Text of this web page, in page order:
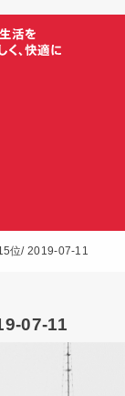
位/ 2019-07-11
07-11